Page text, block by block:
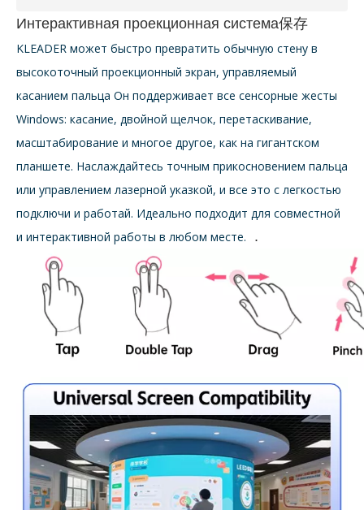
Интерактивная проекционная система保存
KLEADER может быстро превратить обычную стену в
высокоточный проекционный экран, управляемый
касанием пальца Он поддерживает все сенсорные жесты
Windows: касание, двойной щелчок, перетаскивание,
масштабирование и многое другое, как на гигантском
планшете. Наслаждайтесь точным прикосновением пальца
или управлением лазерной указкой, и все это с легкостью
подключи и работай. Идеально подходит для совместной
и интерактивной работы в любом месте. .